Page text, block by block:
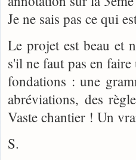
Je ne sais pas ce qui
Le projet est beau et
s'il ne faut pas en
fondations : une
abréviations, des
Vaste chantier ! Un
S.